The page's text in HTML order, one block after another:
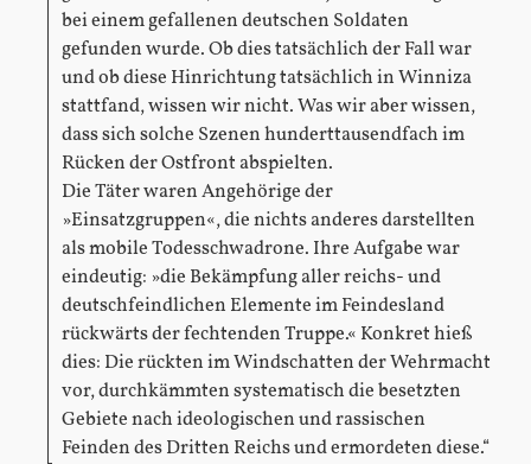
bei einem gefallenen deutschen Soldaten
gefunden wurde. Ob dies tatsächlich der Fall war
und ob diese Hinrichtung tatsächlich in Winniza
stattfand, wissen wir nicht. Was wir aber wissen,
dass sich solche Szenen hunderttausendfach im
Rücken der Ostfront abspielten.
Die Täter waren Angehörige der
»Einsatzgruppen«, die nichts anderes darstellten
als mobile Todesschwadrone. Ihre Aufgabe war
eindeutig: »die Bekämpfung aller reichs- und
deutschfeindlichen Elemente im Feindesland
rückwärts der fechtenden Truppe.« Konkret hieß
dies: Die rückten im Windschatten der Wehrmacht
vor, durchkämmten systematisch die besetzten
Gebiete nach ideologischen und rassischen
Feinden des Dritten Reichs und ermordeten diese.“